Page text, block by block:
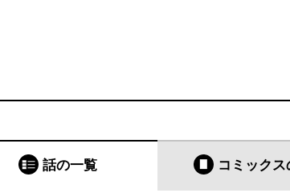
話の一覧 コミックス